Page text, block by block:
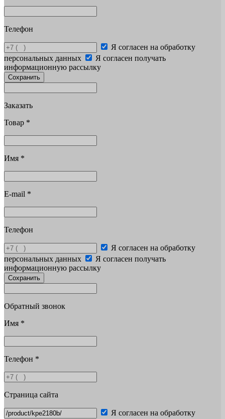
Телефон
Я согласен на обработку
персональных данных
Я согласен получать
информационную рассылку
Сохранить
Заказать
Товар *
Имя *
E-mail *
Телефон
Я согласен на обработку
персональных данных
Я согласен получать
информационную рассылку
Сохранить
Обратный звонок
Имя *
Телефон *
Страница сайта
Я согласен на обработку